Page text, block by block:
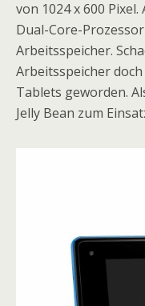
von 1024 x 600
Dual-Core-
Arbeitsspeicher.
Arbeitsspeicher
Tablets geworden.
Jelly Bean zum